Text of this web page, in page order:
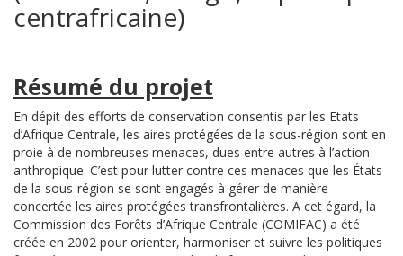
centrafricaine)
Résumé du projet
En dépit des efforts de conservation consentis par les Etats
d’Afrique Centrale, les aires protégées de la sous-région sont en
proie à de nombreuses menaces, dues entre autres à l’action
anthropique. C’est pour lutter contre ces menaces que les États
de la sous-région se sont engagés à gérer de manière
concertée les aires protégées transfrontalières. A cet égard, la
Commission des Forêts d’Afrique Centrale (COMIFAC) a été
créée en 2002 pour orienter, harmoniser et suivre les politiques